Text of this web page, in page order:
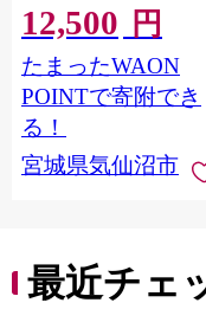
格外 不揃い さけ サケ
鮭切身 シャケ 切り身
冷凍 家庭用 おかず 弁
当 支援 サーモン 銀鮭
切り身 魚 わけあり
12,500 円
たまったWAON
POINTで寄附でき
る！
宮城県気仙沼市
最近チェ